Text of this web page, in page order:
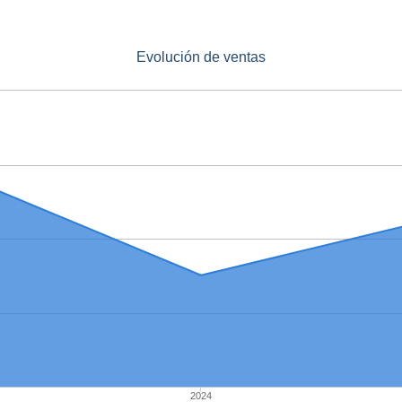
Evolución de ventas
2024